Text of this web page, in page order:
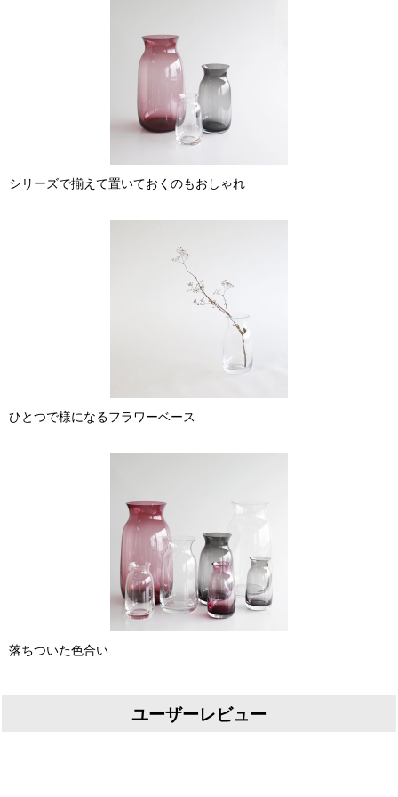
シリーズで揃えて置いておくのもおしゃれ
ひとつで様になるフラワーベース
落ちついた色合い
ユーザーレビュー